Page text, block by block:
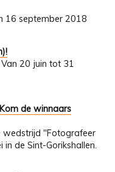
16 september 2018
Van 20 juin tot 31
de winnaars
wedstrijd "Fotografeer
de Sint-Gorikshallen.